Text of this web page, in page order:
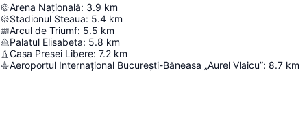
Arena Națională: 3.9 km
Stadionul Steaua: 5.4 km
Arcul de Triumf: 5.5 km
Palatul Elisabeta: 5.8 km
Casa Presei Libere: 7.2 km
Aeroportul Internațional București-Băneasa „Aurel Vlaicu”: 8.7 km